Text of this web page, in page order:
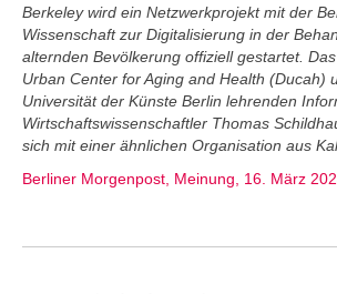
Berkeley wird ein Netzwerkprojekt mit der
Wissenschaft zur Digitalisierung in der
alternden Bevölkerung offiziell gestartet.
Urban Center for Aging and Health (Ducah)
Universität der Künste Berlin lehrenden
Wirtschaftswissenschaftler Thomas
sich mit einer ähnlichen Organisation aus
Berliner Morgenpost, Meinung, 16. März